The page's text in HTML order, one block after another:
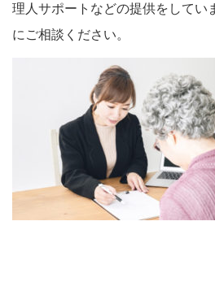
理人サポートなどの提供をしてい
にご相談ください。